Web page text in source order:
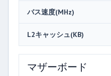
バス速度(MHz)
L2キャッシュ(KB)
マザーボード